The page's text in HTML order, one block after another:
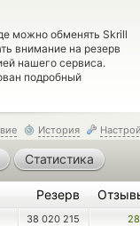
можно обменять Skrill
внимание на резерв
нашего сервиса.
подробный
История
Статистика
Резерв
38 020 215